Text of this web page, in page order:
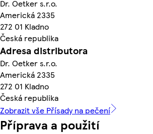
Dr. Oetker s.r.o.
Americká 2335
272 01 Kladno
Česká republika
Adresa distributora
Dr. Oetker s.r.o.
Americká 2335
272 01 Kladno
Česká republika
Zobrazit vše Přísady na pečení
Příprava a použití